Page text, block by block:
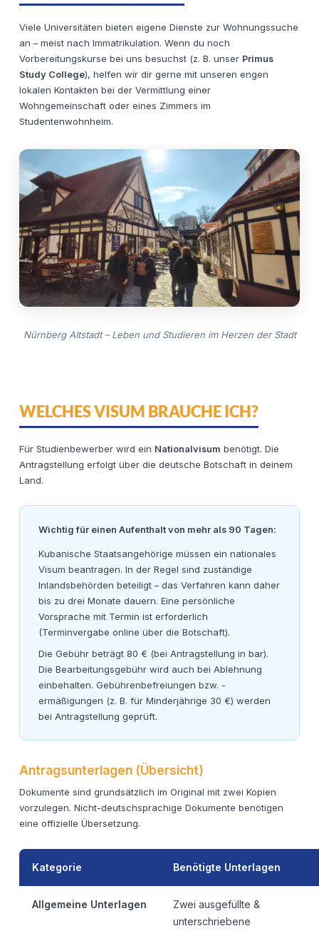
Viele Universitäten bieten eigene Dienste zur Wohnungssuche
an – meist nach Immatrikulation. Wenn du noch
Vorbereitungskurse bei uns besuchst (z. B. unser Primus
Study College), helfen wir dir gerne mit unseren engen
lokalen Kontakten bei der Vermittlung einer
Wohngemeinschaft oder eines Zimmers im
Studentenwohnheim.
Nürnberg Altstadt – Leben und Studieren im Herzen der Stadt
WELCHES VISUM BRAUCHE ICH?
Für Studienbewerber wird ein Nationalvisum benötigt. Die
Antragstellung erfolgt über die deutsche Botschaft in deinem
Land.
Wichtig für einen Aufenthalt von mehr als 90 Tagen:
Kubanische Staatsangehörige müssen ein nationales
Visum beantragen. In der Regel sind zuständige
Inlandsbehörden beteiligt – das Verfahren kann daher
bis zu drei Monate dauern. Eine persönliche
Vorsprache mit Termin ist erforderlich
(Terminvergabe online über die Botschaft).
Die Gebühr beträgt 80 € (bei Antragstellung in bar).
Die Bearbeitungsgebühr wird auch bei Ablehnung
einbehalten. Gebührenbefreiungen bzw. -
ermäßigungen (z. B. für Minderjährige 30 €) werden
bei Antragstellung geprüft.
Antragsunterlagen (Übersicht)
Dokumente sind grundsätzlich im Original mit zwei Kopien
vorzulegen. Nicht-deutschsprachige Dokumente benötigen
eine offizielle Übersetzung.
Kategorie Benötigte Unterlagen
Allgemeine Unterlagen
Zwei ausgefüllte &
unterschriebene